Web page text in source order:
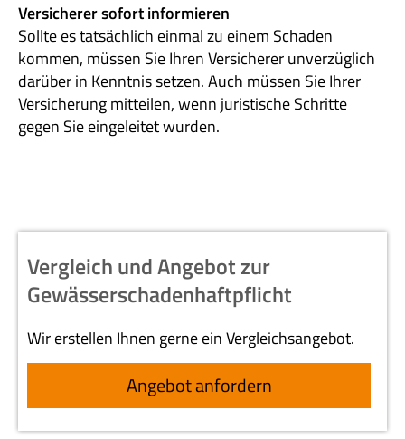
Versicherer sofort informieren
Sollte es tatsächlich einmal zu einem Schaden
kommen, müssen Sie Ihren Versicherer unverzüglich
darüber in Kenntnis setzen. Auch müssen Sie Ihrer
Versicherung mitteilen, wenn juristische Schritte
gegen Sie eingeleitet wurden.
Vergleich und Angebot zur
Gewässerschadenhaftpflicht
Wir erstellen Ihnen gerne ein Vergleichsangebot.
An­ge­bot an­for­dern